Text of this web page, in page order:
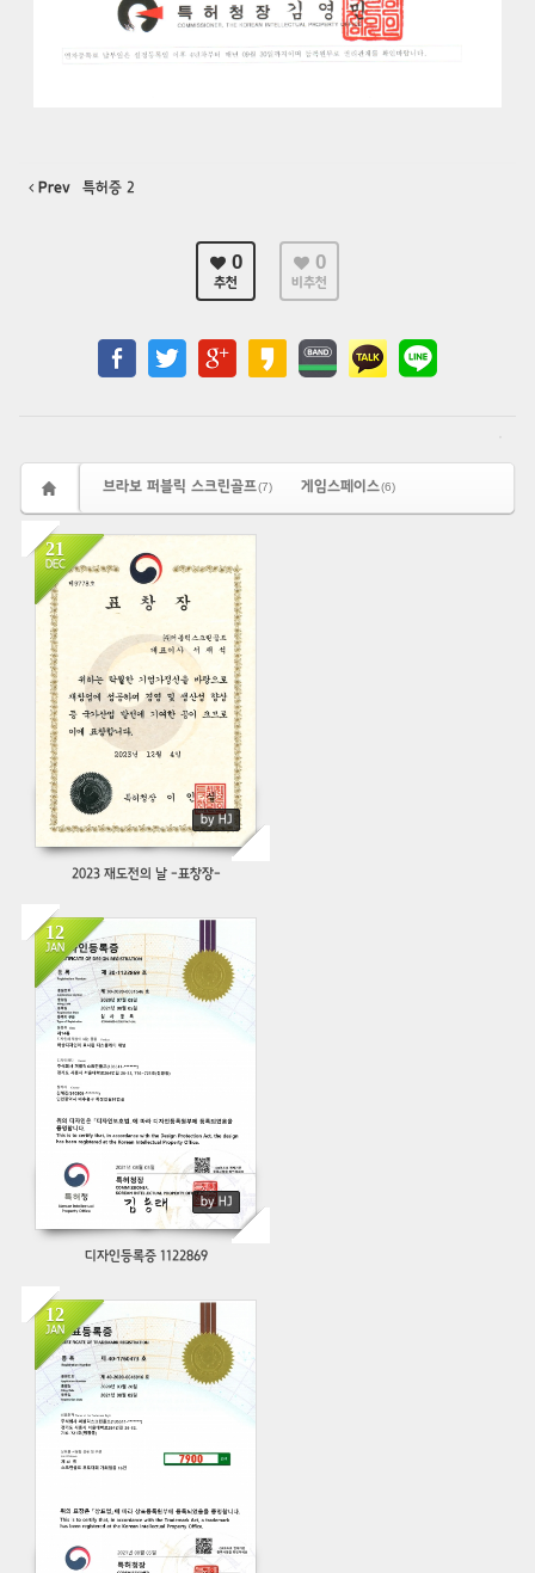
Prev 특허증 2
0
추천
0
비추천
브라보 퍼블릭 스크린골프(7) 게임스페이스(6)
21
DEC
by HJ
2023 재도전의 날 -표창장-
12
JAN
by HJ
514
디자인등록증 1122869
12
JAN
592